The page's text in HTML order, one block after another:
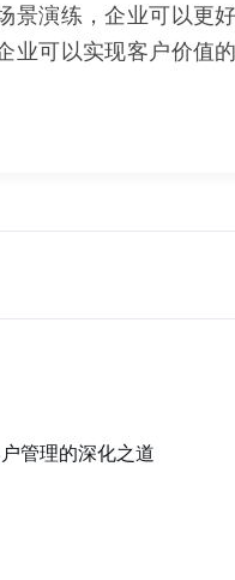
景演练，企业可以更
业可以实现客户价值
管理的深化之道